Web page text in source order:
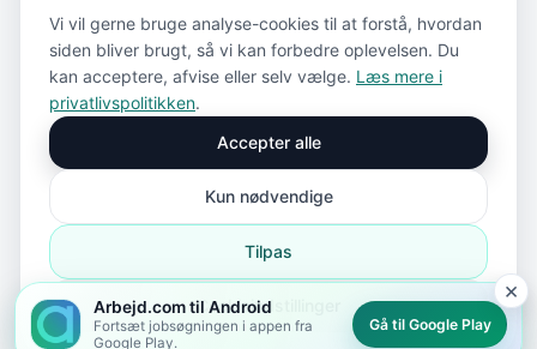
Kontakt
FØLG OS
© 2026 Arbejd.com ApS. Alle rettigheder forbeholdes.
PrivatlivspolitikCookie-indstillinger Sitemapsitemap.xml
×
Arbejd.com til Android
Fortsæt jobsøgningen i appen fra
Google Play.
Gå til Google Play
Vi vil gerne bruge analyse-cookies til at forstå, hvordan
siden bliver brugt, så vi kan forbedre oplevelsen. Du
kan acceptere, afvise eller selv vælge. Læs mere i
privatlivspolitikken.
Accepter alle
Kun nødvendige
Tilpas
Cookieindstillinger